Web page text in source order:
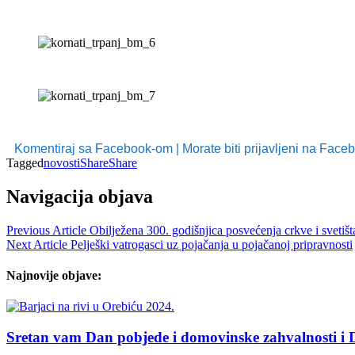
Komentiraj sa Facebook-om | Morate biti prijavljeni na
TaggednovostiShareShare
Navigacija objava
Previous Article Obilježena 300. godišnjica posvećenja crkve i
Next Article Pelješki vatrogasci uz pojačanja u pojačanoj pripravnosti
Najnovije objave:
Sretan vam Dan pobjede i domovinske zahvalnosti